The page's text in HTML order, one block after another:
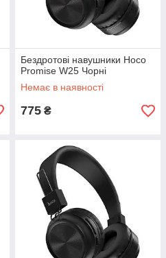
Бездротові навушники Hoco
Promise W25 Чорні
Немає в наявності
775 ₴